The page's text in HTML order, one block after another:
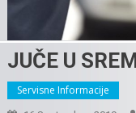
JUČE U
Servisne Informacije